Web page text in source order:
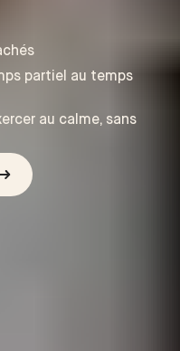
partiel au temps
au calme, sans